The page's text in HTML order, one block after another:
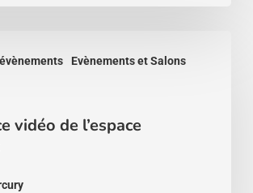
Evènements et Salons
vidéo de l’espace